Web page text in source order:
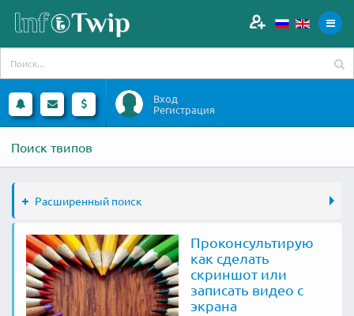
Вход
Регистрация
Поиск твипов
Расширенный поиск
Проконсультирую
как сделать
скриншот или
записать видео с
экрана